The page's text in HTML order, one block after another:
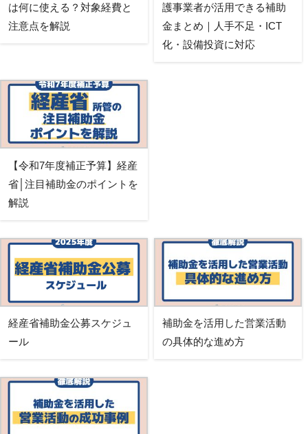
は何に使える？対象経費と
注意点を解説
護事業者が活用できる補助
金まとめ｜人手不足・ICT
化・設備投資に対応
【令和7年度補正予算】経産
省│注目補助金のポイントを
解説
経産省補助金公募スケジュ
ール
補助金を活用した営業活動
の具体的な進め方